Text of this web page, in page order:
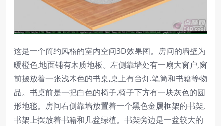
这是一个简约风格的室内空间3D效果图。房间的墙壁为
暖橙色,地面铺有木质地板。左侧靠墙处有一扇大窗户,窗
前摆放着一张浅木色的书桌,桌上有台灯.笔筒和书籍等物
品。书桌前是一把白色的椅子,椅子下方有一块灰色的圆
形地毯。房间右侧靠墙放置着一个黑色金属框架的书架,
书架上摆放着书籍和几盆绿植。书架旁边是一盆较大的